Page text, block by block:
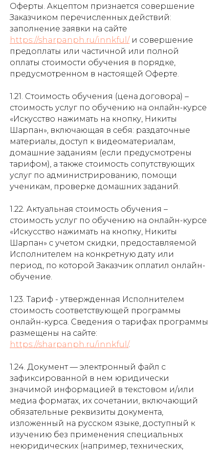
Оферты. Акцептом признается совершение
Заказчиком перечисленных действий:
заполнение заявки на сайте
https://sharpanph.ru/innkful/ и совершение
предоплаты или частичной или полной
оплаты стоимости обучения в порядке,
предусмотренном в настоящей Оферте.
1.21. Стоимость обучения (цена договора) –
стоимость услуг по обучению на онлайн-курсе
«Искусство нажимать на кнопку, Никиты
Шарпан», включающая в себя: раздаточные
материалы, доступ к видеоматериалам,
домашние заданиям (если предусмотрены
тарифом), а также стоимость сопутствующих
услуг по администрированию, помощи
ученикам, проверке домашних заданий.
1.22. Актуальная стоимость обучения –
стоимость услуг по обучению на онлайн-курсе
«Искусство нажимать на кнопку, Никиты
Шарпан» с учетом скидки, предоставляемой
Исполнителем на конкретную дату или
период, по которой Заказчик оплатил онлайн-
обучение.
1.23. Тариф - утвержденная Исполнителем
стоимость соответствующей программы
онлайн-курса. Сведения о тарифах программы
размещены на сайте:
https://sharpanph.ru/innkful/.
1.24. Документ — электронный файл с
зафиксированной в нем юридически
значимой информацией в текстовом и/или
медиа форматах, их сочетании, включающий
обязательные реквизиты документа,
изложенный на русском языке, доступный к
изучению без применения специальных
неюридических (например, технических,